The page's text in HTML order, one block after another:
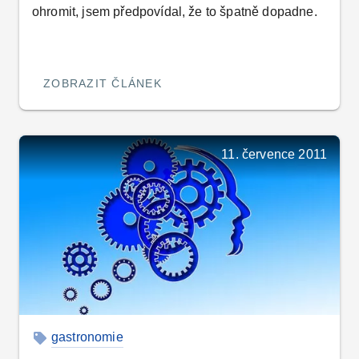
ohromit, jsem předpovídal, že to špatně dopadne.
ZOBRAZIT ČLÁNEK
11. července 2011
gastronomie